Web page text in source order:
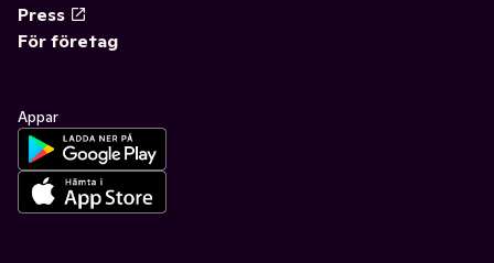
Press
För företag
Appar